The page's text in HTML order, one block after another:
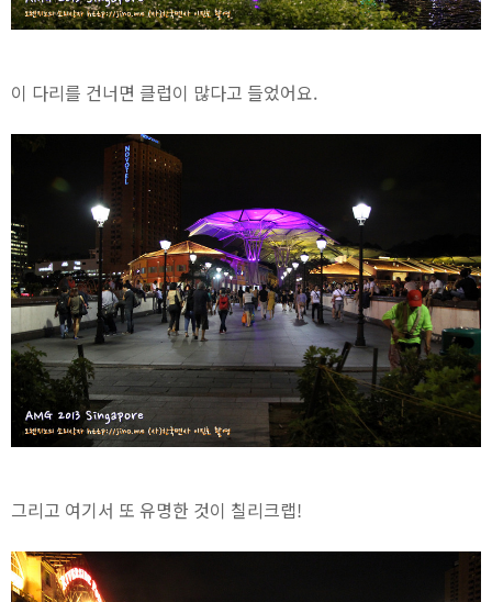
이 다리를 건너면 클럽이 많다고 들었어요.
그리고 여기서 또 유명한 것이 칠리크랩!